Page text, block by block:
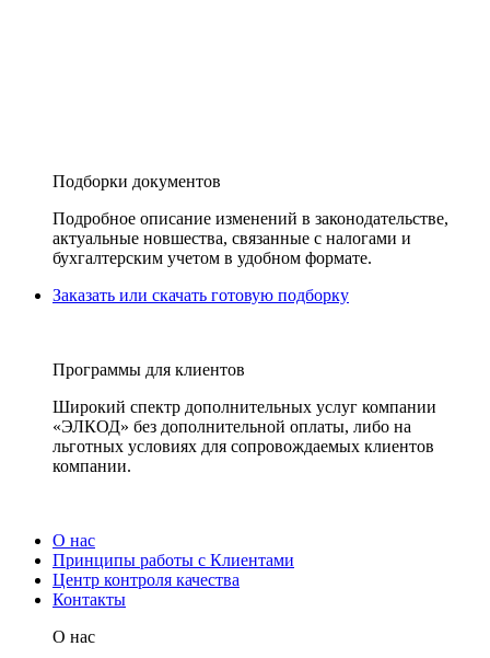
Подборки документов
Подробное описание изменений в законодательстве,
актуальные новшества, связанные с налогами и
бухгалтерским учетом в удобном формате.
Заказать или скачать готовую подборку
Программы для клиентов
Широкий спектр дополнительных услуг компании
«ЭЛКОД» без дополнительной оплаты, либо на
льготных условиях для сопровождаемых клиентов
компании.
О нас
Принципы работы с Клиентами
Центр контроля качества
Контакты
О нас